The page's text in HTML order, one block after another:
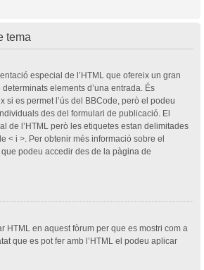
tema
especial de l’HTML que ofereix un gran
elements d’una entrada. És
si es permet l’ús del BBCode, però el podeu
des del formulari de publicació. El
de l’HTML però les etiquetes estan delimitades
< i >. Per obtenir més informació sobre el
podeu accedir des de la pàgina de
HTML en aquest fòrum per que es mostri com a
que es pot fer amb l’HTML el podeu aplicar